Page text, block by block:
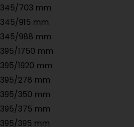
345/703 mm
345/915 mm
345/988 mm
395/1750 mm
395/1920 mm
395/278 mm
395/350 mm
395/375 mm
395/395 mm